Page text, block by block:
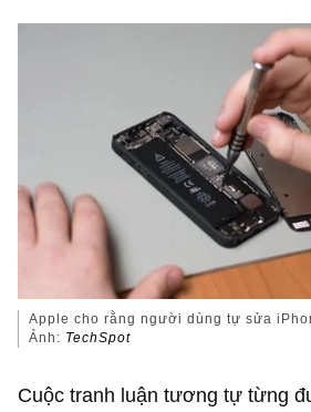
Apple cho rằng người dùng tự sửa
Ảnh: TechSpot
Cuộc tranh luận tương tự từng